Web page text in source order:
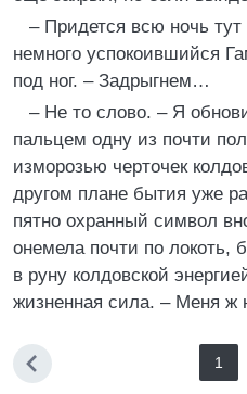
– Придется всю ночь тут
немного успокоившийся
под ног. – Задрыгнем…
– Не то слово. – Я
пальцем одну из почти
изморозью черточек
другом плане бытия уже
пятно охранный символ
онемела почти по локоть,
в руну колдовской
жизненная сила. – Меня ж
1